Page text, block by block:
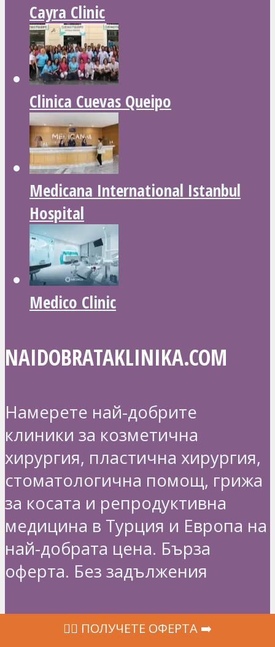
Cayra Clinic
Clinica Cuevas Queipo
Medicana International Istanbul
Hospital
Medico Clinic
NAIDOBRATAKLINIKA.COM
Намерете най-добрите
клиники за козметична
хирургия, пластична хирургия,
стоматологична помощ, грижа
за косата и репродуктивна
медицина в Турция и Европа на
най-добрата цена. Бърза
оферта. Без задължения
ТОП 10 ЗАЯВКИ
‍👩‍⚕ ПОЛУЧЕТЕ ОФЕРТА ➡️